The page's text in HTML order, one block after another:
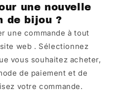
une nouvelle
de bijou ?
une commande à tout
web . Sélectionnez
vous souhaitez acheter,
de paiement et de
votre commande.